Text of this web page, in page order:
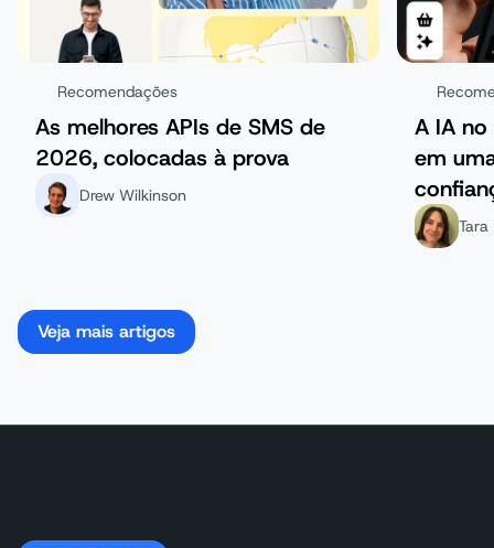
Recomendações
As melhores APIs de SMS de
2026, colocadas à prova
Drew Wilkinson
A IA
em
Tara
Veja mais artigos